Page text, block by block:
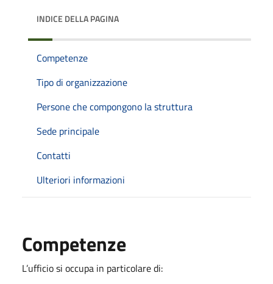
INDICE DELLA PAGINA
Competenze
Tipo di organizzazione
Persone che compongono la struttura
Sede principale
Contatti
Ulteriori informazioni
Competenze
L’ufficio si occupa in particolare di: